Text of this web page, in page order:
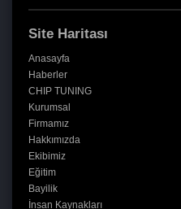
Site Haritası
Anasayfa
Haberler
CHIP TUNING
Kurumsal
Firmamız
Hakkımızda
Ekibimiz
Eğitim
Bayilik
İnsan Kaynakları